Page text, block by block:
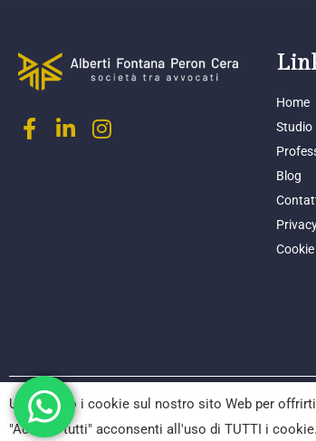
Home
Studio
Blog
©
Utilizziamo i cookie sul nostro sito Web per
"Accetta tutti" acconsenti all'uso di TUTTI i